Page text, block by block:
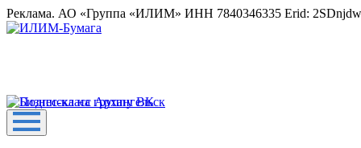
Реклама. АО «Группа «ИЛИМ» ИНН 7840346335 Erid: